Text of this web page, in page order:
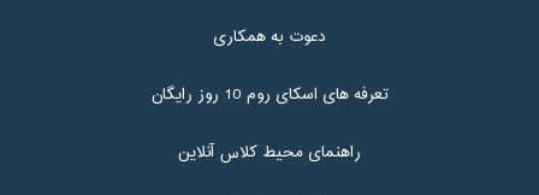
دعوت به همکاری
تعرفه های اسکای روم 10 روز رایگان
راهنمای محیط کلاس آنلاین